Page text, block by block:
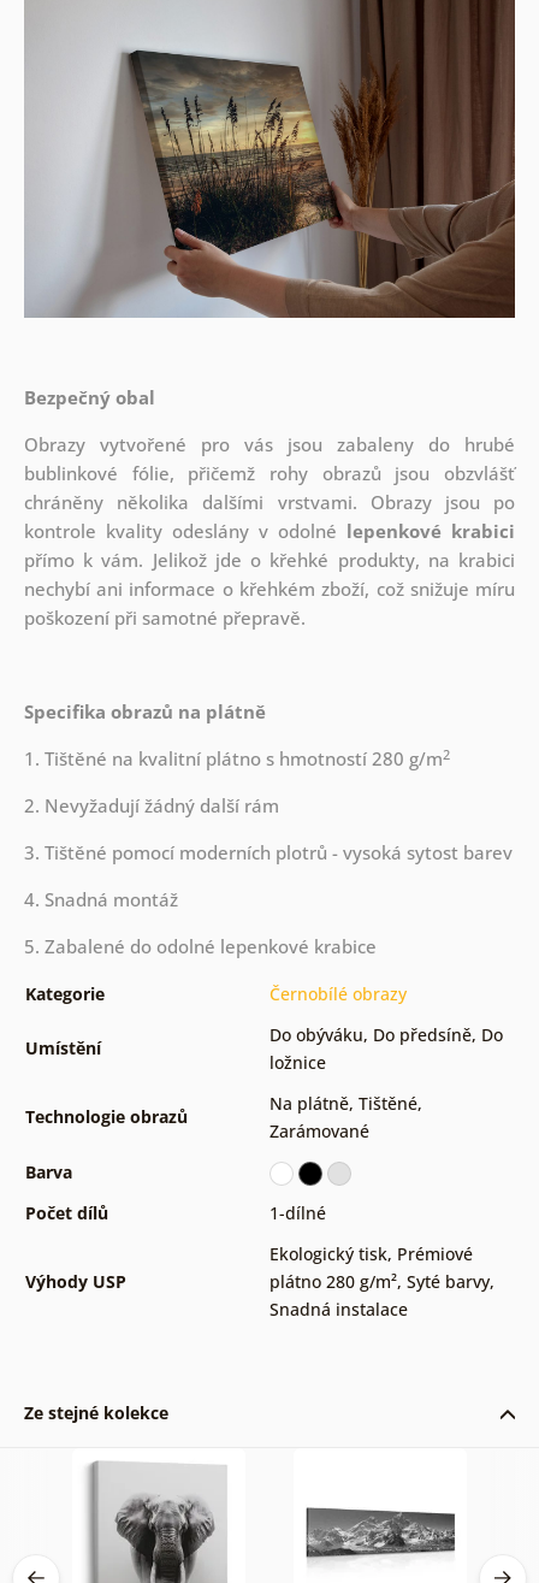
Bezpečný obal
Obrazy vytvořené pro vás jsou zabaleny do hrubé
bublinkové fólie, přičemž rohy obrazů jsou obzvlášť
chráněny několika dalšími vrstvami. Obrazy jsou po
kontrole kvality odeslány v odolné lepenkové krabici
přímo k vám. Jelikož jde o křehké produkty, na krabici
nechybí ani informace o křehkém zboží, což snižuje míru
poškození při samotné přepravě.
Specifika obrazů na plátně
1. Tištěné na kvalitní plátno s hmotností 280 g/m2
2. Nevyžadují žádný další rám
3. Tištěné pomocí moderních plotrů - vysoká sytost barev
4. Snadná montáž
5. Zabalené do odolné lepenkové krabice
Kategorie Černobílé obrazy
Umístění
Do obýváku, Do předsíně, Do
ložnice
Technologie obrazů
Na plátně, Tištěné,
Zarámované
Barva
Počet dílů
1-dílné
Výhody USP
Ekologický tisk, Prémiové
plátno 280 g/m², Syté barvy,
Snadná instalace
Ze stejné kolekce